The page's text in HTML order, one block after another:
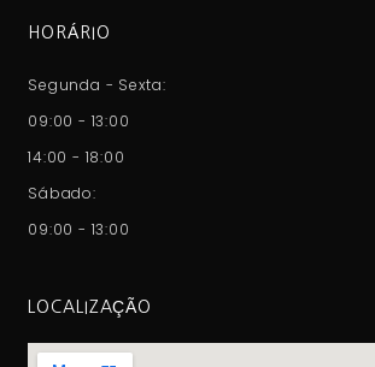
HORÁRIO
Segunda - Sexta:
09:00 - 13:00
14:00 - 18:00
Sábado:
09:00 - 13:00
LOCALIZAÇÃO